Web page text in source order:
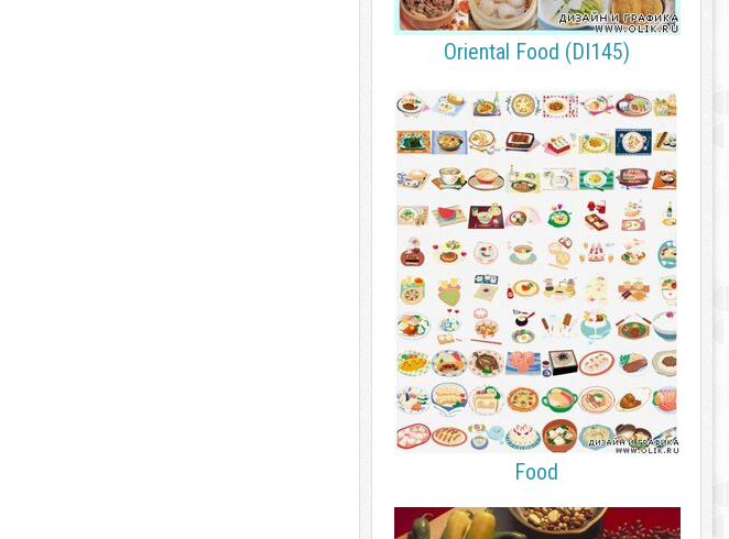
Oriental Food (DI145)
Food